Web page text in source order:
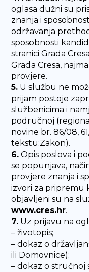
oglasa dužni su
znanja i
održavanja
sposobnosti
stranici Grada
Grada Cresa,
provjere.
5. U službu ne
prijam postoje
službenicima i
područnoj
novine br. 86/08,
tekstu:Zakon).
6. Opis poslova i
se popunjava,
provjere znanja i
izvori za pripremu
objavljeni su na
www.cres.hr.
7. Uz prijavu na
– životopis;
– dokaz o
ili Domovnice);
– dokaz o stručnoj